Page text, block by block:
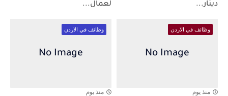
دينار...
لعمال...
وظائف في الاردن
منذ يوم
وظائف في الاردن
منذ يوم